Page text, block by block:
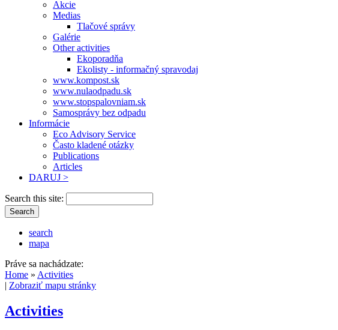
Akcie
Medias
Tlačové správy
Galérie
Other activities
Ekoporadňa
Ekolisty - informačný spravodaj
www.kompost.sk
www.nulaodpadu.sk
www.stopspalovniam.sk
Samosprávy bez odpadu
Informácie
Eco Advisory Service
Často kladené otázky
Publications
Articles
DARUJ >
Search this site:
search
mapa
Práve sa nachádzate:
Home » Activities
| Zobraziť mapu stránky
Activities